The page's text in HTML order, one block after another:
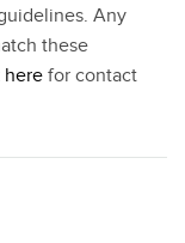
Any
these
here for contact